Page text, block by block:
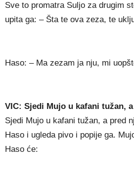
Sve to promatra Suljo za drugim
upita ga: – Šta te ova zeza, te
Haso: – Ma zezam ja nju, mi
VIC: Sjedi Mujo u kafani tužan,
Sjedi Mujo u kafani tužan, a pred
Haso i ugleda pivo i popije ga.
Haso će: